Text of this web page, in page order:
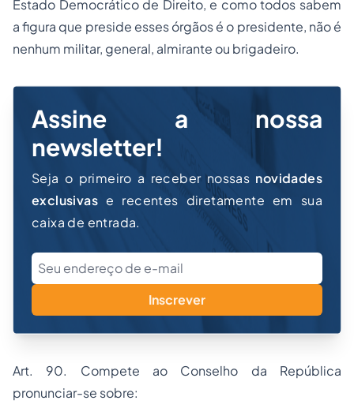
Estado Democrático de Direito, e como todos sabem
a figura que preside esses órgãos é o presidente, não é
nenhum militar, general, almirante ou brigadeiro.
Assine a nossa
newsletter!
Seja o primeiro a receber nossas novidades
exclusivas e recentes diretamente em sua
caixa de entrada.
Inscrever
Art. 90. Compete ao Conselho da República
pronunciar-se sobre: